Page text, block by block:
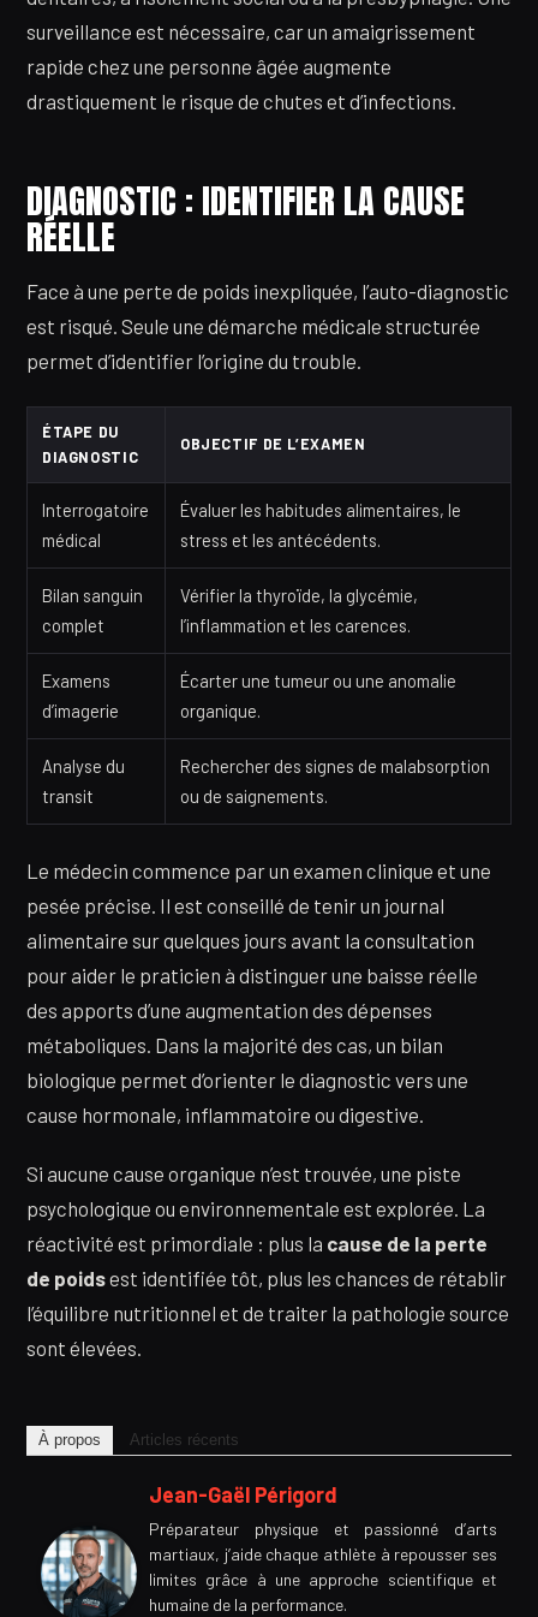
surveillance est nécessaire, car un amaigrissement
rapide chez une personne âgée augmente
drastiquement le risque de chutes et d’infections.
DIAGNOSTIC : IDENTIFIER LA CAUSE
RÉELLE
Face à une perte de poids inexpliquée, l’auto-diagnostic
est risqué. Seule une démarche médicale structurée
permet d’identifier l’origine du trouble.
ÉTAPE DU
DIAGNOSTIC
OBJECTIF DE L’EXAMEN
Interrogatoire
médical
Évaluer les habitudes alimentaires, le
stress et les antécédents.
Bilan sanguin
complet
Vérifier la thyroïde, la glycémie,
l’inflammation et les carences.
Examens
d’imagerie
Écarter une tumeur ou une anomalie
organique.
Analyse du
transit
Rechercher des signes de malabsorption
ou de saignements.
Le médecin commence par un examen clinique et une
pesée précise. Il est conseillé de tenir un journal
alimentaire sur quelques jours avant la consultation
pour aider le praticien à distinguer une baisse réelle
des apports d’une augmentation des dépenses
métaboliques. Dans la majorité des cas, un bilan
biologique permet d’orienter le diagnostic vers une
cause hormonale, inflammatoire ou digestive.
Si aucune cause organique n’est trouvée, une piste
psychologique ou environnementale est explorée. La
réactivité est primordiale : plus la cause de la perte
de poidsest identifiée tôt, plus les chances de rétablir
l’équilibre nutritionnel et de traiter la pathologie source
sont élevées.
À propos Articles récents
Jean-Gaël Périgord
Préparateur physique et passionné d’arts
martiaux, j’aide chaque athlète à repousser ses
limites grâce à une approche scientifique et
humaine de la performance.